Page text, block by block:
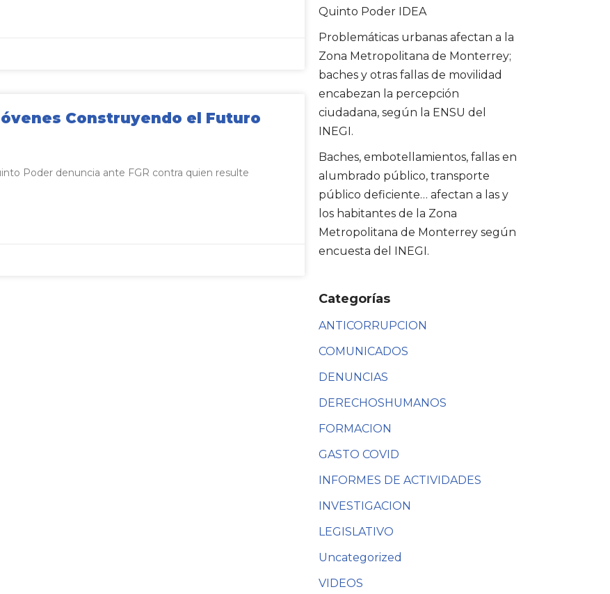
Construyendo el Futuro
Poder denuncia ante FGR contra quien resulte
Quinto Poder IDEA
Problemáticas urbanas afectan a la
Zona Metropolitana de Monterrey;
baches y otras fallas de movilidad
encabezan la percepción
ciudadana, según la ENSU del
INEGI.
Baches, embotellamientos, fallas en
alumbrado público, transporte
público deficiente… afectan a las y
los habitantes de la Zona
Metropolitana de Monterrey según
encuesta del INEGI.
Categorías
ANTICORRUPCION
COMUNICADOS
DENUNCIAS
DERECHOSHUMANOS
FORMACION
GASTO COVID
INFORMES DE ACTIVIDADES
INVESTIGACION
LEGISLATIVO
Uncategorized
VIDEOS